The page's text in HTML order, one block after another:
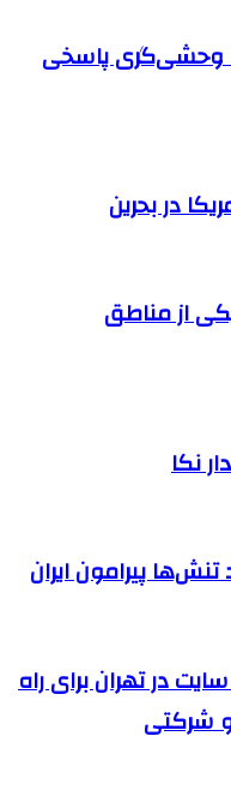
وحشی‌گری پاسخی
در بحرین
از مناطق
نکا
تنش‌ها پیرامون ایران
در تهران برای راه
شرکتی